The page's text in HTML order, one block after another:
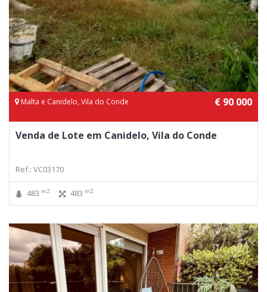
Malta e Canidelo, Vila do Conde € 90 000
Venda de Lote em Canidelo, Vila do Conde
Ref.: VC03170
483 m2 483 m2